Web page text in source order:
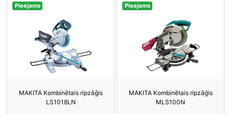
Pieejams
MAKITA Kombinētais ripzāģis
LS1018LN
Pieejams
MAKITA Kombinētais ripzāģis
MLS100N